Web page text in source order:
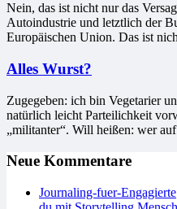
Nein, das ist nicht nur das
Autoindustrie und letztlich der
Europäischen Union. Das ist
Alles Wurst?
Zugegeben: ich bin Vegetarier
natürlich leicht Parteilichkeit
„militanter“. Will heißen: wer
Neue Kommentare
Journaling-fuer-Engagierte